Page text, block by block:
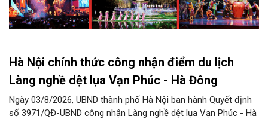
Hà Nội chính thức công nhận điểm du lịch
Làng nghề dệt lụa Vạn Phúc - Hà Đông
Ngày 03/8/2026, UBND thành phố Hà Nội ban hành Quyết định
số 3971/QĐ-UBND công nhận Làng nghề dệt lụa Vạn Phúc - Hà